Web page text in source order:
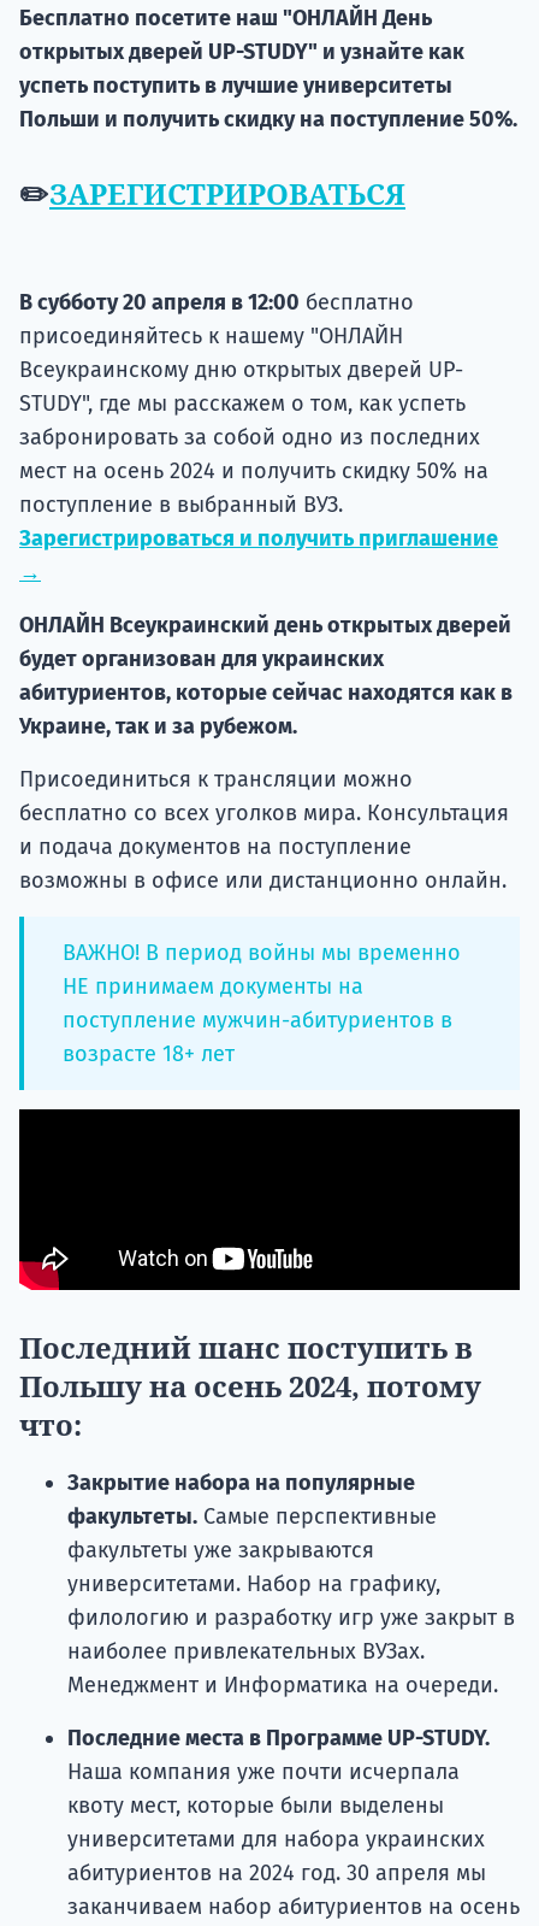
Бесплатно посетите наш "ОНЛАЙН День
открытых дверей UP-STUDY" и узнайте как
успеть поступить в лучшие университеты
Польши и получить скидку на поступление 50%.
✏️ЗАРЕГИСТРИРОВАТЬСЯ
В субботу 20 апреля в 12:00 бесплатно
присоединяйтесь к нашему "ОНЛАЙН
Всеукраинскому дню открытых дверей UP-
STUDY", где мы расскажем о том, как успеть
забронировать за собой одно из последних
мест на осень 2024 и получить скидку 50% на
поступление в выбранный ВУЗ.
Зарегистрироваться и получить приглашение
→
ОНЛАЙН Всеукраинский день открытых дверей
будет организован для украинских
абитуриентов, которые сейчас находятся как в
Украине, так и за рубежом.
Присоединиться к трансляции можно
бесплатно со всех уголков мира. Консультация
и подача документов на поступление
возможны в офисе или дистанционно онлайн.
ВАЖНО! В период войны мы временно
НЕ принимаем документы на
поступление мужчин-абитуриентов в
возрасте 18+ лет
Последний шанс поступить в
Польшу на осень 2024, потому
что:
Закрытие набора на популярные
факультеты. Самые перспективные
факультеты уже закрываются
университетами. Набор на графику,
филологию и разработку игр уже закрыт в
наиболее привлекательных ВУЗах.
Менеджмент и Информатика на очереди.
Последние места в Программе UP-STUDY.
Наша компания уже почти исчерпала
квоту мест, которые были выделены
университетами для набора украинских
абитуриентов на 2024 год. 30 апреля мы
заканчиваем набор абитуриентов на осень